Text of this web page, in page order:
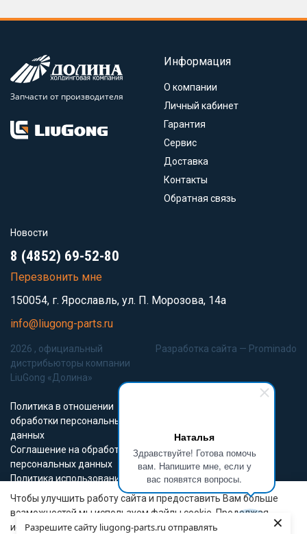
Разрешите сайту liugong-parts.ru отправлять
×
Наталья
Здравствуйте! Готова помочь
вам. Напишите мне, если у
вас появятся вопросы.
Запчасти от производителя
Информация
О компании
Личный кабинет
Гарантия
Сервис
Доставка
Контакты
Обратная связь
Новости
8 (4852) 69-52-80
Перезвонить мне
150054, г. Ярославль, ул. П. Морозова, 14а
info@liugong-parts.ru
2026 , официальный
дистрибьюторы компании
LiuGong «Долина»
Политика в отношении
обработки персональных
данных
Соглашение на обработку
персональных данных
Политика использования
Cookie-файлов
Разработка сайта — Prominado
Все материалы данного сайта являются объектами авторского права (в
том числе дизайн). Запрещается копирование, распространение (в том
Чтобы улучшить работу сайта и предоставить Вам больше
возможностей мы используем файлы cookie. Продолжая
использовать сайт вы соглашаетесь сусловиями